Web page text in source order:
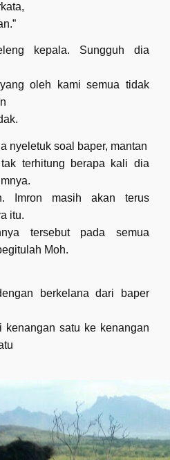
kepala. Sungguh dia
yang oleh kami semua tidak
nyeletuk soal baper, mantan
terhitung berapa kali dia
Imron masih akan terus
itu.
tersebut pada semua
Moh.
berkelana dari baper
kenangan satu ke kenangan